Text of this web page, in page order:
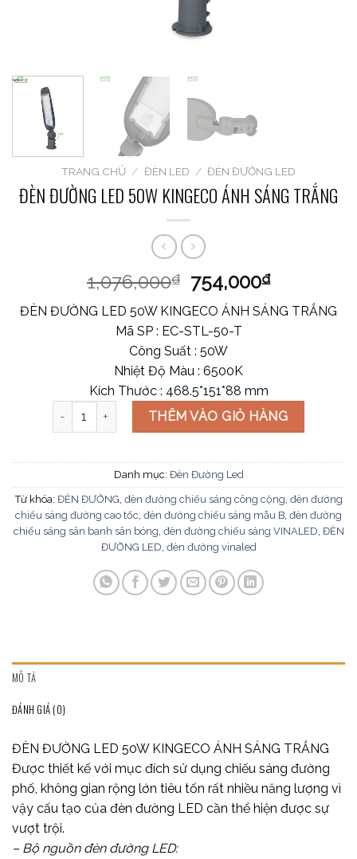
TRANG CHỦ / ĐÈN LED / ĐÈN ĐƯỜNG LED
ĐÈN ĐƯỜNG LED 50W KINGECO ÁNH SÁNG TRẮNG
1,076,000₫ 754,000₫
ĐÈN ĐƯỜNG LED 50W KINGECO ÁNH SÁNG TRẮNG
Mã SP : EC-STL-50-T
Công Suất : 50W
Nhiệt Độ Màu : 6500K
Kích Thước : 468.5*151*88 mm
ĐÈN ĐƯỜNG LED 50W KINGECO ÁNH SÁNG TRẮNG số
THÊM VÀO GIỎ HÀNG
Danh mục: Đèn Đường Led
Từ khóa: ĐÈN ĐƯỜNG đèn đường chiếu sáng công cộng đèn đường
chiếu sáng đường cao tốc đèn đường chiếu sáng mẫu B đèn đường
chiếu sáng sân banh sân bóng đèn đường chiếu sáng VINALED ĐÈN
ĐƯỜNG LED đèn đường vinaled
MÔ TẢ
ĐÁNH GIÁ (0)
ĐÈN ĐƯỜNG LED 50W KINGECO ÁNH SÁNG TRẮNG
Được thiết kế với mục đích sử dụng chiếu sáng đường
phố, không gian rộng lớn tiêu tốn rất nhiều năng lượng vì
vậy cấu tạo của đèn đường LED cần thể hiện được sự
vượt trội.
– Bộ nguồn đèn đường LED: